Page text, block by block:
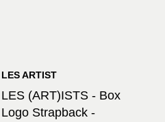
LES ARTIST
LES (ART)ISTS - Box
Logo Strapback -